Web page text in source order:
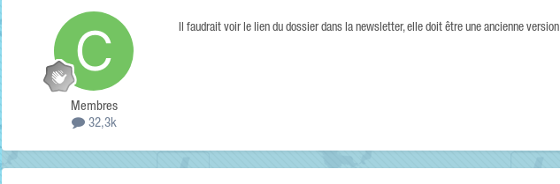
Membres
32,3k
Il faudrait voir le lien du dossier dans la newsletter, elle doit être une ancienne version